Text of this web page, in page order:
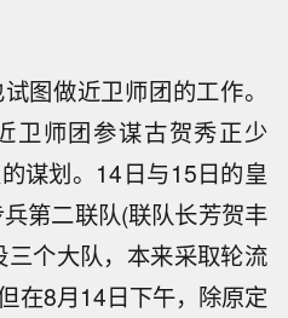
图做近卫师团的工作。
卫师团参谋古贺秀正少
谋划。14日与15日的皇
第二联队(联队长芳贺丰
个大队，本来采取轮流
在8月14日下午，除原定